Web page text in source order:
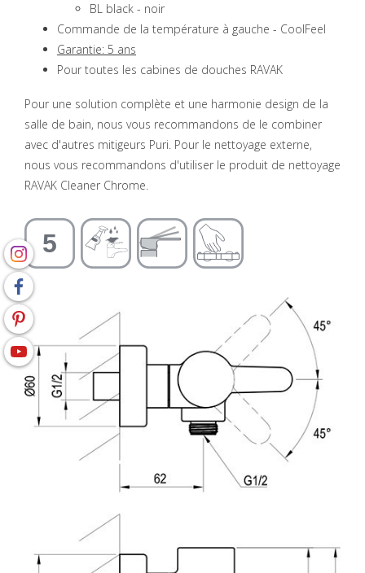
BL black - noir
Commande de la température à gauche - CoolFeel
Garantie: 5 ans
Pour toutes les cabines de douches RAVAK
Pour une solution complète et une harmonie design de la
salle de bain, nous vous recommandons de le combiner
avec d'autres mitigeurs Puri. Pour le nettoyage externe,
nous vous recommandons d'utiliser le produit de nettoyage
RAVAK Cleaner Chrome.